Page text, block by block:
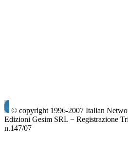
© copyright 1996-2007 Italian
Edizioni Gesim SRL − Registrazione
n.147/07